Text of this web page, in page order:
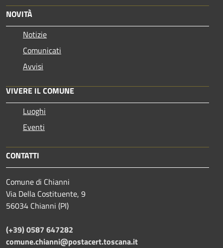
NOVITÀ
Notizie
Comunicati
Avvisi
VIVERE IL COMUNE
Luoghi
Eventi
CONTATTI
Comune di Chianni
Via Della Costituente, 9
56034 Chianni (PI)
(+39) 0587 647282
comune.chianni@postacert.toscana.it